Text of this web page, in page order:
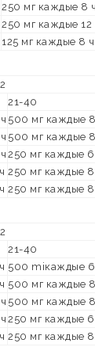
250 мг каждые 8 ч
250 мг каждые 12
125 мг каждые 8 ч
21-40
500 мг каждые
500 мг каждые
250 мг каждые 6
250 мг каждые 8
250 мг каждые 8
21-40
500 miкаждые 6
500 мг каждые
500 мг каждые
250 мг каждые 6
250 мг каждые 8